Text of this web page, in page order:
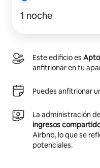
1 noche
Este edificio es
anfitrionar en tu
Puedes anfitrionar
La administración
ingresos
Airbnb, lo que se
potenciales.